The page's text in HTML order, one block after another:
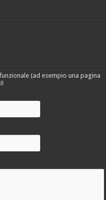
(ad esempio una pagina